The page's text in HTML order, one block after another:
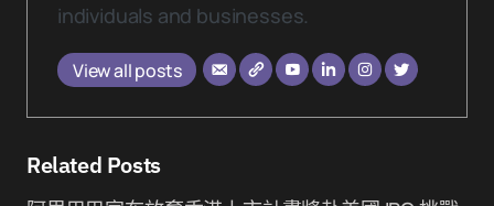
individuals and businesses.
View all posts
Related Posts